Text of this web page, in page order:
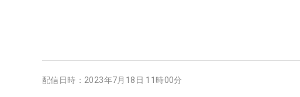
配信日時： 2023年7月18日 11時00分